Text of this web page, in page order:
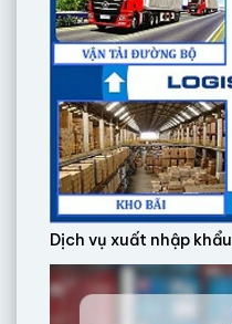
Dịch vụ xuất nhập khẩu